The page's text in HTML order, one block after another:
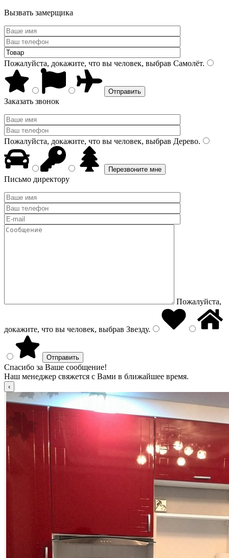
Вызвать замерщика
Пожалуйста, докажите, что вы человек, выбрав Самолёт.
Заказать звонок
Пожалуйста, докажите, что вы человек, выбрав Дерево.
Письмо директору
Пожалуйста,
докажите, что вы человек, выбрав Звезду.
Спасибо за Ваше сообщение!
Наш менеджер свяжется с Вами в ближайшее время.